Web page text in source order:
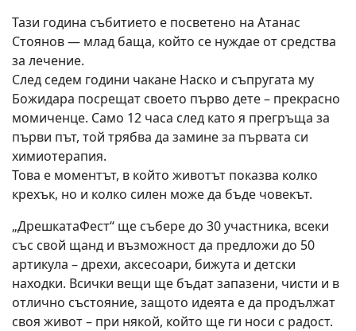
Тази година събитието е посветено на Атанас
Стоянов — млад баща, който се нуждае от средства
за лечение.
След седем години чакане Наско и съпругата му
Божидара посрещат своето първо дете – прекрасно
момиченце. Само 12 часа след като я прегръща за
първи път, той трябва да замине за първата си
химиотерапия.
Това е моментът, в който животът показва колко
крехък, но и колко силен може да бъде човекът.
„ДрешкатаФест“ ще събере до 30 участника, всеки
със свой щанд и възможност да предложи до 50
артикула – дрехи, аксесоари, бижута и детски
находки. Всички вещи ще бъдат запазени, чисти и в
отлично състояние, защото идеята е да продължат
своя живот – при някой, който ще ги носи с радост.